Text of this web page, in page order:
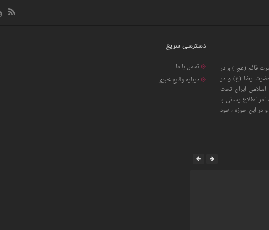
قائم (عج ) و در
رضا (ع) و در
ایران تحت
اطلاع رسانی با
در این حوزه ، خود
دسترسی سریع
تماس با ما
درباره وقایع خبری